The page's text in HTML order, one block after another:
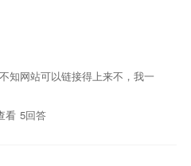
知网站可以链接得上来不，我一
看 5回答